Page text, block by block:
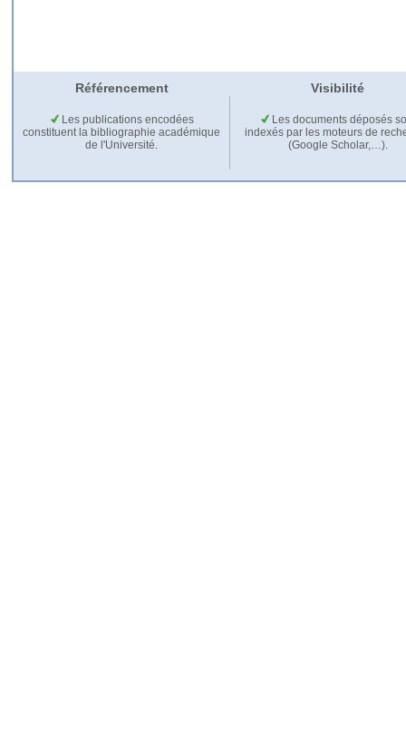
Référencement Visibilité
Les publications encodées
constituent la bibliographie académique
de l'Université.
Les documents déposés
indexés par les moteurs de
(Google Scholar,…).